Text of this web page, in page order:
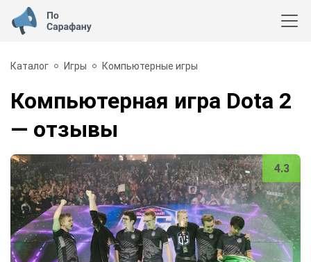
Каталог Игры Компьютерные игры
Компьютерная игра Dota 2
— отзывы
4.3